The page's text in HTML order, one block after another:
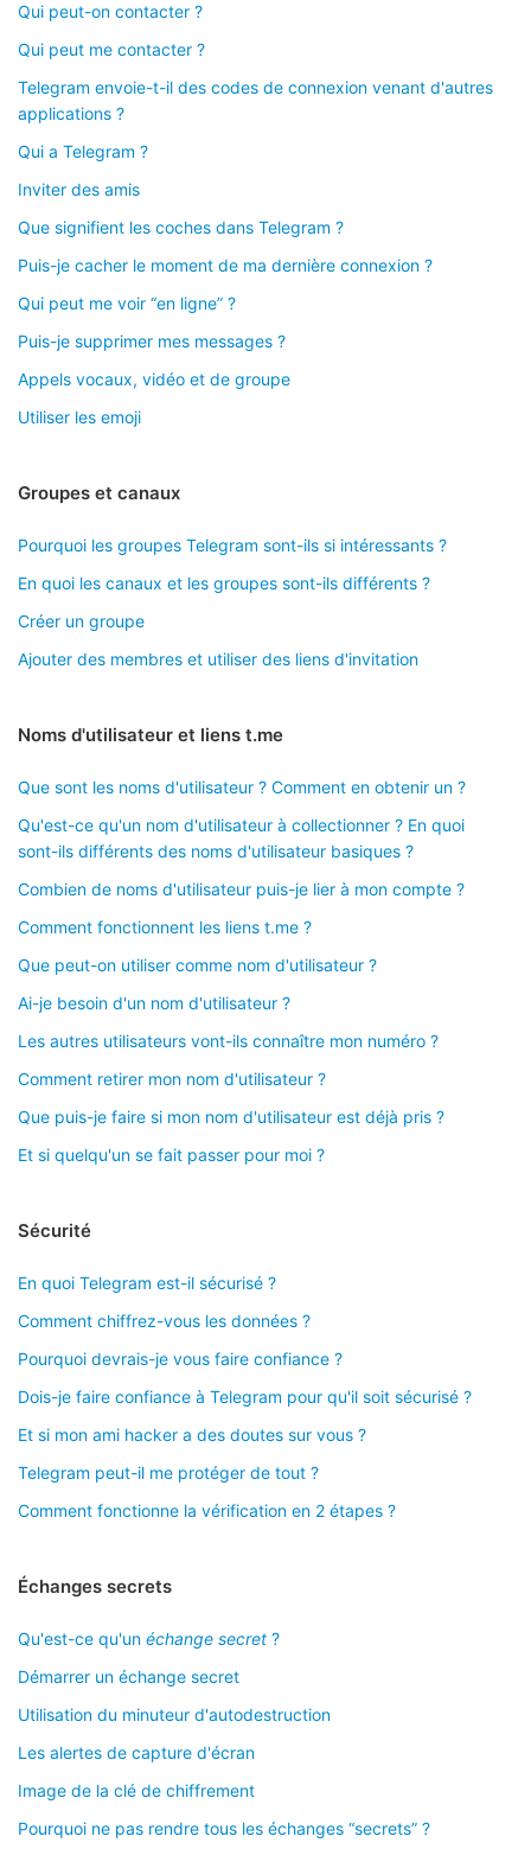
Qui peut-on contacter ?
Qui peut me contacter ?
Telegram envoie-t-il des codes de connexion venant d'autres
applications ?
Qui a Telegram ?
Inviter des amis
Que signifient les coches dans Telegram ?
Puis-je cacher le moment de ma dernière connexion ?
Qui peut me voir “en ligne” ?
Puis-je supprimer mes messages ?
Appels vocaux, vidéo et de groupe
Utiliser les emoji
Groupes et canaux
Pourquoi les groupes Telegram sont-ils si intéressants ?
En quoi les canaux et les groupes sont-ils différents ?
Créer un groupe
Ajouter des membres et utiliser des liens d'invitation
Noms d'utilisateur et liens t.me
Que sont les noms d'utilisateur ? Comment en obtenir un ?
Qu'est-ce qu'un nom d'utilisateur à collectionner ? En quoi
sont-ils différents des noms d'utilisateur basiques ?
Combien de noms d'utilisateur puis-je lier à mon compte ?
Comment fonctionnent les liens t.me ?
Que peut-on utiliser comme nom d'utilisateur ?
Ai-je besoin d'un nom d'utilisateur ?
Les autres utilisateurs vont-ils connaître mon numéro ?
Comment retirer mon nom d'utilisateur ?
Que puis-je faire si mon nom d'utilisateur est déjà pris ?
Et si quelqu'un se fait passer pour moi ?
Sécurité
En quoi Telegram est-il sécurisé ?
Comment chiffrez-vous les données ?
Pourquoi devrais-je vous faire confiance ?
Dois-je faire confiance à Telegram pour qu'il soit sécurisé ?
Et si mon ami hacker a des doutes sur vous ?
Telegram peut-il me protéger de tout ?
Comment fonctionne la vérification en 2 étapes ?
Échanges secrets
Qu'est-ce qu'un échange secret ?
Démarrer un échange secret
Utilisation du minuteur d'autodestruction
Les alertes de capture d'écran
Image de la clé de chiffrement
Pourquoi ne pas rendre tous les échanges “secrets” ?